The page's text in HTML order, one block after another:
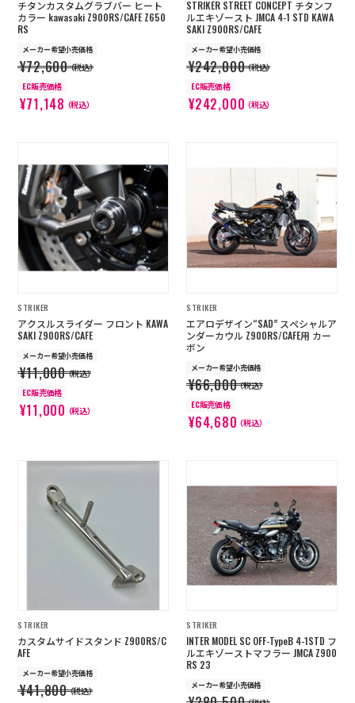
チタンカスタムグラブバー ヒート
カラー kawasaki Z900RS/CAFE Z650
RS
メーカー希望小売価格
¥72,600（税込）
EC販売価格
¥71,148（税込）
STRIKER STREET CONCEPT チタンフ
ルエキゾースト JMCA 4-1 STD KAWA
SAKI Z900RS/CAFE
メーカー希望小売価格
¥242,000（税込）
EC販売価格
¥242,000（税込）
STRIKER
アクスルスライダー フロント KAWA
SAKI Z900RS/CAFE
メーカー希望小売価格
¥11,000（税込）
EC販売価格
¥11,000（税込）
STRIKER
エアロデザイン“SAD” スぺシャルア
ンダーカウル Z900RS/CAFE用 カー
ボン
メーカー希望小売価格
¥66,000（税込）
EC販売価格
¥64,680（税込）
STRIKER
カスタムサイドスタンド Z900RS/C
AFE
メーカー希望小売価格
¥41,800（税込）
STRIKER
INTER MODEL SC OFF-TypeB 4-1STD フ
ルエキゾーストマフラー JMCA Z900
RS 23
メーカー希望小売価格